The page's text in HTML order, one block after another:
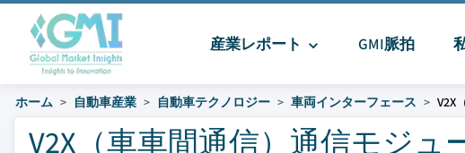
産業レポート GMI脈拍
ホーム 自動車産業 自動車テクノロジー 車両インターフェース V2X
V2X（車車間通信）通信モジュ